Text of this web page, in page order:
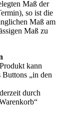
Maß der
so ist die
Maß am
Maß zu
kann
„in den
durch